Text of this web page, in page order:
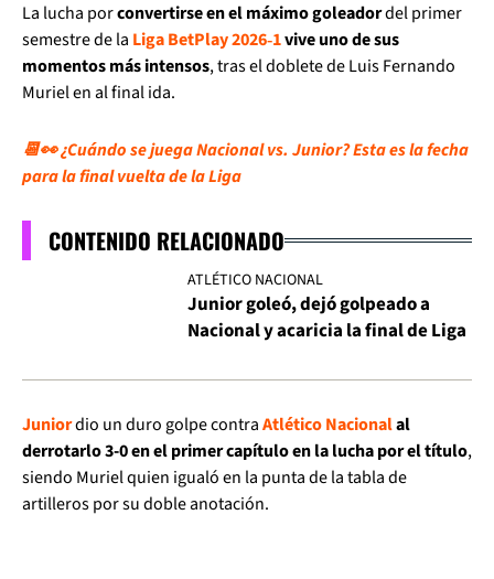
La lucha porconvertirse en el máximo goleadordel primer
semestre de la Liga BetPlay 2026‑1vive uno de sus
momentos más intensos, tras el doblete de Luis Fernando
Muriel en al final ida.
📆👀 ¿Cuándo se juega Nacional vs. Junior? Esta es la fecha
para la final vuelta de la Liga
CONTENIDO RELACIONADO
ATLÉTICO NACIONAL
Junior goleó, dejó golpeado a
Nacional y acaricia la final de Liga
Juniordio un duro golpe contraAtlético Nacionalal
derrotarlo 3-0 en el primer capítulo en la lucha por el título,
siendo Muriel quien igualó en la punta de la tabla de
artilleros por su doble anotación.